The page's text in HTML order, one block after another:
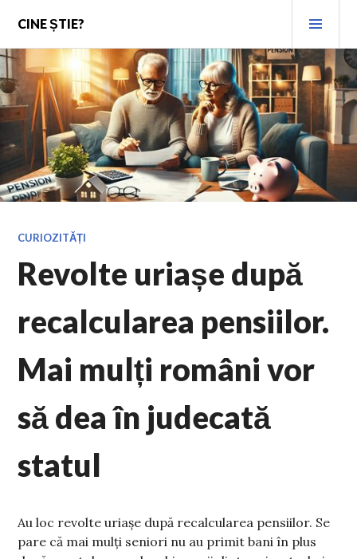
content
CINE ȘTIE?
CURIOZITĂȚI
Revolte uriașe după
recalcularea pensiilor.
Mai mulți români vor
să dea în judecată
statul
Au loc revolte uriașe după recalcularea pensiilor. Se
pare că mai mulți seniori nu au primit bani în plus